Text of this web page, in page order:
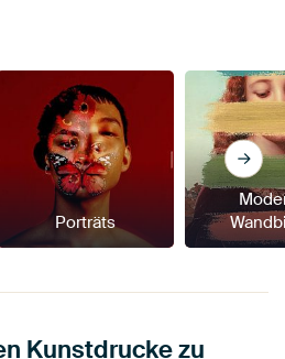
Porträts
Kunstdrucke zu